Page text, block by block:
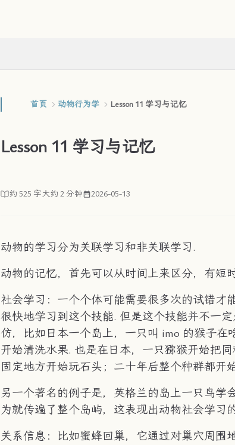
首页 动物行为学 Lesson 11 学习与记忆
Lesson 11 学习与记忆
约 525 字大约 2 分钟 2026-05-13
动物的学习分为关联学习和非关联学习.
动物的记忆，首先可以从时间上来区分，有短
社会学习：一个个体可能需要很多次的试错才
很快地学习到这个技能. 但是这个技能并不一
仿，比如日本一个岛上，一只叫 imo 的猴子
开始清洗水果. 也是在日本，一只猕猴开始把
固定地方开始玩石头；二十年后整个种群都开
另一个著名的例子是，英格兰的岛上一只鸟
为就传遍了整个岛屿，这表现出动物社会学习
关系信息：比如蜜蜂回巢，它通过对巢穴周围